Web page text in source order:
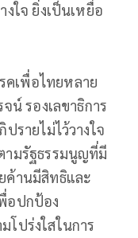
ใจ ยิ่งเป็นเหยื่อ
คเพื่อไทยหลาย
รองเลขาธิการ
รายไม่ไว้วางใจ
ามรัฐธรรมนูญที่มี
ค้านมีสิทธิและ
อปกป้อง
ปร่งใสในการ